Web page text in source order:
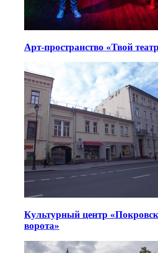
Арт-пространство «Твой
Культурный центр
ворота»